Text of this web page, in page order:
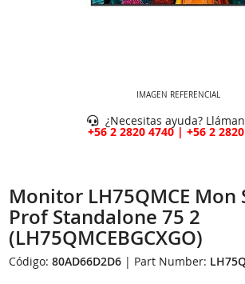
IMAGEN REFERENCIAL
¿Necesitas ayuda?
+56 2 2820 4740 | +56 2
Monitor LH75QMCE Mon
Prof Standalone 75 2
(LH75QMCEBGCXGO)
Código:80AD66D2D6 | Part Number: